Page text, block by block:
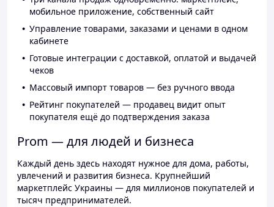
мобильное приложение, собственный сайт
Управление товарами, заказами и ценами в одном
кабинете
Готовые интеграции с доставкой, оплатой и выдачей
чеков
Массовый импорт товаров — без ручного ввода
Рейтинг покупателей — продавец видит опыт
покупателя ещё до подтверждения заказа
Prom — для людей и бизнеса
Каждый день здесь находят нужное для дома, работы,
увлечений и развития бизнеса. Крупнейший
маркетплейс Украины — для миллионов покупателей и
тысяч предпринимателей.